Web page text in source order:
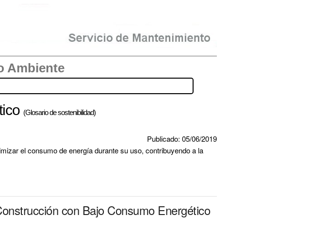
Ambiente
(Glosario de sostenibilidad)
Publicado: 05/06/2019
el consumo de energía durante su uso, contribuyendo a la
con Bajo Consumo Energético